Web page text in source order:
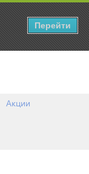
Акции
0
Перейти